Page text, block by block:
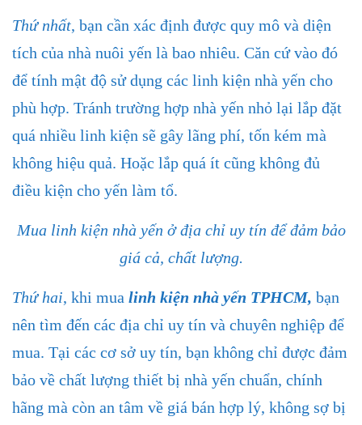
Thứ nhất, bạn cần xác định được quy mô và diện
tích của nhà nuôi yến là bao nhiêu. Căn cứ vào đó
để tính mật độ sử dụng các linh kiện nhà yến cho
phù hợp. Tránh trường hợp nhà yến nhỏ lại lắp đặt
quá nhiều linh kiện sẽ gây lãng phí, tốn kém mà
không hiệu quả. Hoặc lắp quá ít cũng không đủ
điều kiện cho yến làm tổ.
Mua linh kiện nhà yến ở địa chỉ uy tín để đảm bảo
giá cả, chất lượng.
Thứ hai, khi mua linh kiện nhà yến TPHCM, bạn
nên tìm đến các địa chỉ uy tín và chuyên nghiệp để
mua. Tại các cơ sở uy tín, bạn không chỉ được đảm
bảo về chất lượng thiết bị nhà yến chuẩn, chính
hãng mà còn an tâm về giá bán hợp lý, không sợ bị